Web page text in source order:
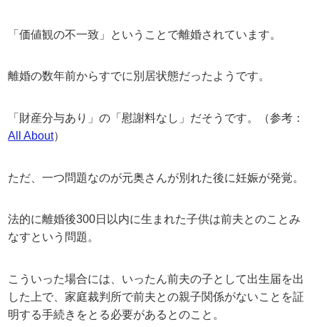
「価値観の不一致」ということで離婚されています。
離婚の数年前からすでに別居状態だったようです。
「財産分与あり」の「慰謝料なし」だそうです。（参考：
All About）
ただ、一つ問題なのが元奥さんが別れた後に妊娠が発覚。
法的に離婚後300日以内に生まれた子供は前夫とのことみ
なすという問題。
こういった場合には、いったん前夫の子として出生届を出
した上で、家庭裁判所で前夫との親子関係がないことを証
明する手続きをとる必要があるとのこと。